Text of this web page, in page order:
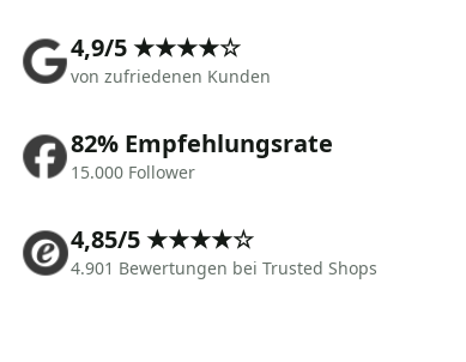
4,9/5 ★★★★☆
von zufriedenen Kunden
82% Empfehlungsrate
15.000 Follower
4,85/5 ★★★★☆
4.901 Bewertungen bei Trusted Shops